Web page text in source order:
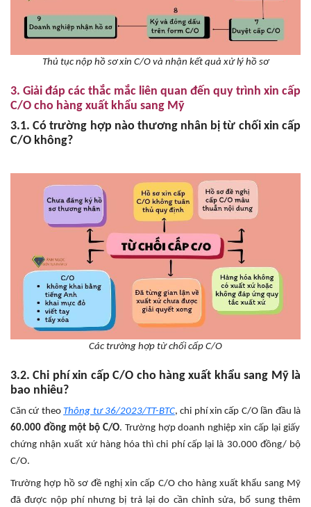
Thủ tục nộp hồ sơ xin C/O và nhận kết quả xử lý hồ sơ
3. Giải đáp các thắc mắc liên quan đến quy trình xin cấp
C/O cho hàng xuất khẩu sang Mỹ
3.1. Có trường hợp nào thương nhân bị từ chối xin cấp
C/O không?
Các trường hợp từ chối cấp C/O
3.2. Chi phí xin cấp C/O cho hàng xuất khẩu sang Mỹ là
bao nhiêu?
Căn cứ theoThông tư 36/2023/TT-BTC, chi phí xin cấp C/O lần đầu là
60.000 đồng một bộ C/O. Trường hợp doanh nghiệp xin cấp lại giấy
chứng nhận xuất xứ hàng hóa thì chi phí cấp lại là 30.000 đồng/ bộ
C/O.
Trường hợp hồ sơ đề nghị xin cấp C/O cho hàng xuất khẩu sang Mỹ
đã được nộp phí nhưng bị trả lại do cần chỉnh sửa, bổ sung thêm